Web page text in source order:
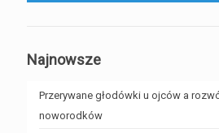
Najnowsze
Przerywane głodówki u ojców a
noworodków